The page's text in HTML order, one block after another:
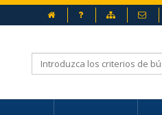
Preguntas frecuentes
Mapa web